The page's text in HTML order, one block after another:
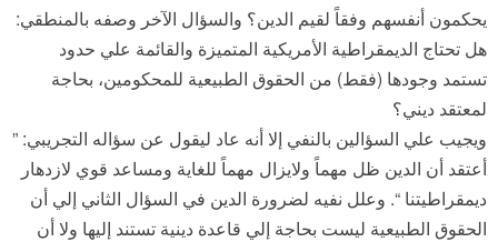
يحكمون أنفسهم وفقاً لقيم الدين؟ والسؤال الآخر وصفه بالمنطقي:
هل تحتاج الديمقراطية الأمريكية المتميزة والقائمة علي حدود
تستمد وجودها (فقط) من الحقوق الطبيعية للمحكومين، بحاجة
لمعتقد ديني؟
ويجيب علي السؤالين بالنفي إلا أنه عاد ليقول عن سؤاله التجريبي: ”
أعتقد أن الدين ظل مهماً ولايزال مهماً للغاية ومساعد قوي لازدهار
ديمقراطيتنا “. وعلل نفيه لضرورة الدين في السؤال الثاني إلي أن
الحقوق الطبيعية ليست بحاجة إلي قاعدة دينية تستند إليها ولا أن